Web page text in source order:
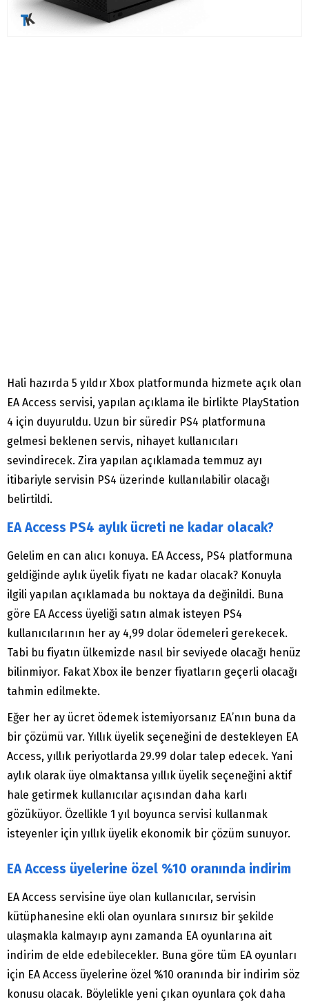
Hali hazırda 5 yıldır Xbox platformunda hizmete açık olan
EA Access servisi, yapılan açıklama ile birlikte PlayStation
4 için duyuruldu. Uzun bir süredir PS4 platformuna
gelmesi beklenen servis, nihayet kullanıcıları
sevindirecek. Zira yapılan açıklamada temmuz ayı
itibariyle servisin PS4 üzerinde kullanılabilir olacağı
belirtildi.
EA Access PS4 aylık ücreti ne kadar olacak?
Gelelim en can alıcı konuya. EA Access, PS4 platformuna
geldiğinde aylık üyelik fiyatı ne kadar olacak? Konuyla
ilgili yapılan açıklamada bu noktaya da değinildi. Buna
göre EA Access üyeliği satın almak isteyen PS4
kullanıcılarının her ay 4,99 dolar ödemeleri gerekecek.
Tabi bu fiyatın ülkemizde nasıl bir seviyede olacağı henüz
bilinmiyor. Fakat Xbox ile benzer fiyatların geçerli olacağı
tahmin edilmekte.
Eğer her ay ücret ödemek istemiyorsanız EA’nın buna da
bir çözümü var. Yıllık üyelik seçeneğini de destekleyen EA
Access, yıllık periyotlarda 29.99 dolar talep edecek. Yani
aylık olarak üye olmaktansa yıllık üyelik seçeneğini aktif
hale getirmek kullanıcılar açısından daha karlı
gözüküyor. Özellikle 1 yıl boyunca servisi kullanmak
isteyenler için yıllık üyelik ekonomik bir çözüm sunuyor.
EA Access üyelerine özel %10 oranında indirim
EA Access servisine üye olan kullanıcılar, servisin
kütüphanesine ekli olan oyunlara sınırsız bir şekilde
ulaşmakla kalmayıp aynı zamanda EA oyunlarına ait
indirim de elde edebilecekler. Buna göre tüm EA oyunları
için EA Access üyelerine özel %10 oranında bir indirim söz
konusu olacak. Böylelikle yeni çıkan oyunlara çok daha